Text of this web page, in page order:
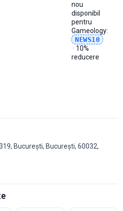
nou
disponibil
pentru
Gameology:
NEWS10
· 10%
reducere
București, București, 60032,